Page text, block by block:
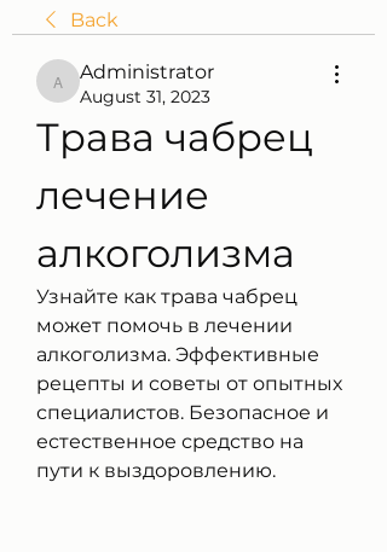
Back
Administrator
Administrator
August 31, 2023
Трава чабрец
лечение
алкоголизма
Узнайте как трава чабрец
может помочь в лечении
алкоголизма. Эффективные
рецепты и советы от опытных
специалистов. Безопасное и
естественное средство на
пути к выздоровлению.